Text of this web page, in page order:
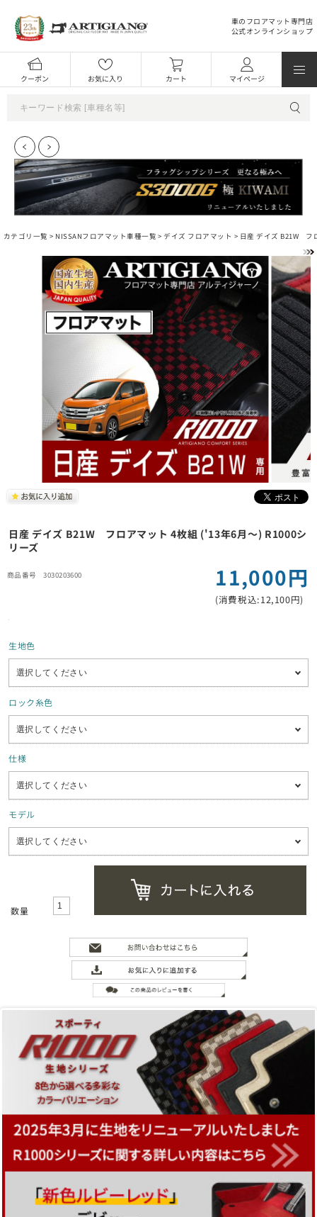
車のフロアマット専門店
公式オンラインショップ
クーポン お気に入り カート マイページ
カテゴリ一覧 > NISSANフロアマット車種一覧 > デイズ フロアマット > 日産 デイズ B21W フ
日産 デイズ B21W フロアマット 4枚組 ('13年6月～) R1000シ
リーズ
3030203600 11,000円
(消費税込:12,100円)
生地色
ロック糸色
仕様
モデル
数量